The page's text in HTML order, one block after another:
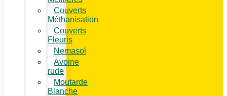
Couverts
Méthanisation
Couverts
Fleuris
Nemasol
Avoine
rude
Moutarde
Blanche